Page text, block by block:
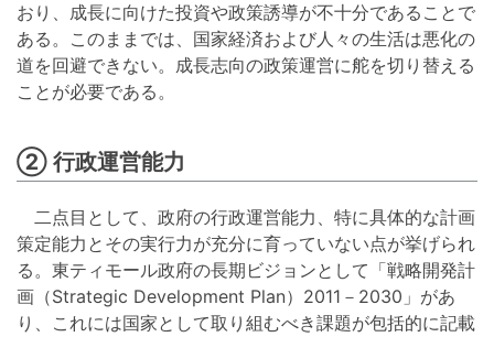
おり、成長に向けた投資や政策誘導が不十分であることで
ある。このままでは、国家経済および人々の生活は悪化の
道を回避できない。成長志向の政策運営に舵を切り替える
ことが必要である。
② 行政運営能力
二点目として、政府の行政運営能力、特に具体的な計画
策定能力とその実行力が充分に育っていない点が挙げられ
る。東ティモール政府の長期ビジョンとして「戦略開発計
画（Strategic Development Plan）2011－2030」があ
り、これには国家として取り組むべき課題が包括的に記載